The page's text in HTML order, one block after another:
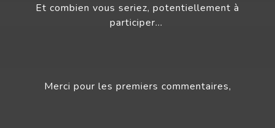
Et combien vous seriez, potentiellement à
participer…
Merci pour les premiers commentaires,